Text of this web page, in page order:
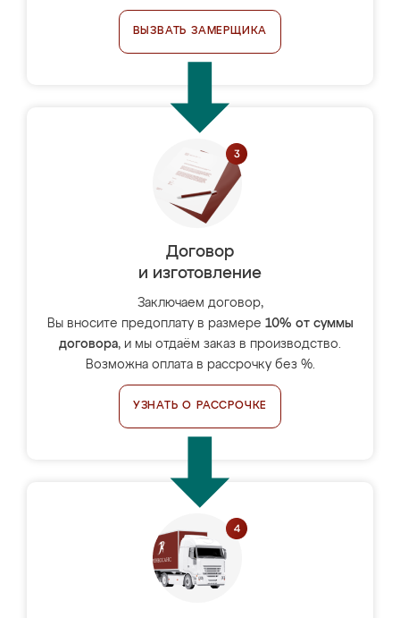
ВЫЗВАТЬ ЗАМЕРЩИКА
Договор
и изготовление
Заключаем договор,
Вы вносите предоплату в размере 10% от суммы
договора, и мы отдаём заказ в производство.
Возможна оплата в рассрочку без %.
УЗНАТЬ О РАССРОЧКЕ